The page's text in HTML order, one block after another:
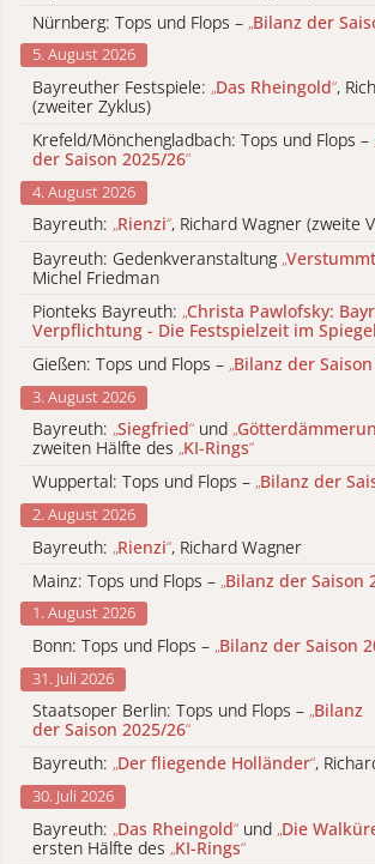
Nürnberg: Tops und Flops – „Bilanz der
5. August 2026
Bayreuther Festspiele: „Das Rheingold“,
(zweiter Zyklus)
Krefeld/Mönchengladbach: Tops und Flops –
der Saison 2025/26“
4. August 2026
Bayreuth: „Rienzi“, Richard Wagner (zweite
Bayreuth: Gedenkveranstaltung „
Michel Friedman
Pionteks Bayreuth: „Christa Pawlofsky:
Verpflichtung - Die Festspielzeit im
Gießen: Tops und Flops – „Bilanz der
3. August 2026
Bayreuth: „Siegfried“ und „
zweiten Hälfte des „KI-Rings“
Wuppertal: Tops und Flops – „Bilanz der
2. August 2026
Bayreuth: „Rienzi“, Richard Wagner
Mainz: Tops und Flops – „Bilanz der Saison
1. August 2026
Bonn: Tops und Flops – „Bilanz der Saison
31. Juli 2026
Staatsoper Berlin: Tops und Flops – „Bilanz
der Saison 2025/26“
Bayreuth: „Der fliegende Holländer“,
30. Juli 2026
Bayreuth: „Das Rheingold“ und „Die
ersten Hälfte des „KI-Rings“